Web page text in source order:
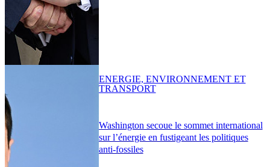
Washington secoue le sommet international
sur l’énergie en fustigeant les politiques
anti-fossiles
ENERGIE, ENVIRONNEMENT ET
TRANSPORT